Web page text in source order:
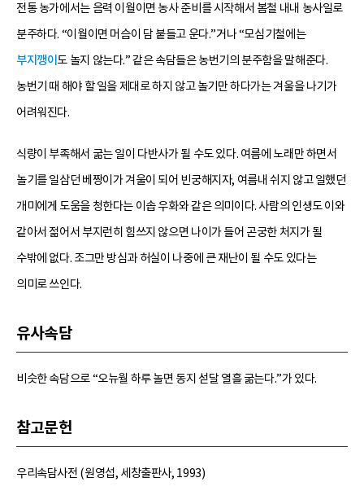
전통 농가에서는 음력 이월이면 농사 준비를 시작해서 봄철 내내 농사일로
분주하다. “이월이면 머슴이 담 붙들고 운다.”거나 “모심기철에는
부지깽이 도 놀지 않는다.” 같은 속담들은 농번기의 분주함을 말해준다.
농번기 때 해야 할 일을 제대로 하지 않고 놀기만 하다가는 겨울을 나기가
어려워진다.
식량이 부족해서 굶는 일이 다반사가 될 수도 있다. 여름에 노래만 하면서
놀기를 일삼던 베짱이가 겨울이 되어 빈궁해지자, 여름내 쉬지 않고 일했던
개미에게 도움을 청한다는 이솝 우화와 같은 의미이다. 사람의 인생도 이와
같아서 젊어서 부지런히 힘쓰지 않으면 나이가 들어 곤궁한 처지가 될
수밖에 없다. 조그만 방심과 허실이 나중에 큰 재난이 될 수도 있다는
의미로 쓰인다.
유사속담
비슷한 속담으로 “오뉴월 하루 놀면 동지 섣달 열흘 굶는다.”가 있다.
참고문헌
우리속담사전 (원영섭, 세창출판사, 1993)